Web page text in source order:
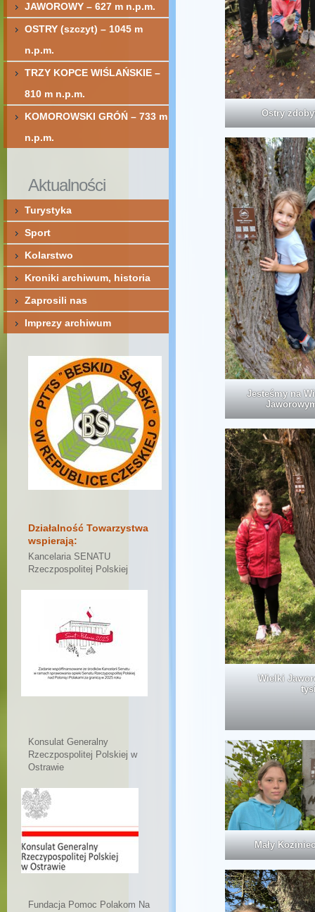
Ostry
Jesteśmy na
Wielki
Mały
JAWOROWY – 627 m n.p.m.
OSTRY (szczyt) – 1045 m
n.p.m.
TRZY KOPCE WIŚLAŃSKIE –
810 m n.p.m.
KOMOROWSKI GRÓŃ – 733 m
n.p.m.
Aktualności
Turystyka
Sport
Kolarstwo
Kroniki archiwum, historia
Zaprosili nas
Imprezy archiwum
Działalność Towarzystwa
wspierają:
Kancelaria SENATU
Rzeczpospolitej Polskiej
Konsulat Generalny
Rzeczpospolitej Polskiej w
Ostrawie
Fundacja Pomoc Polakom Na